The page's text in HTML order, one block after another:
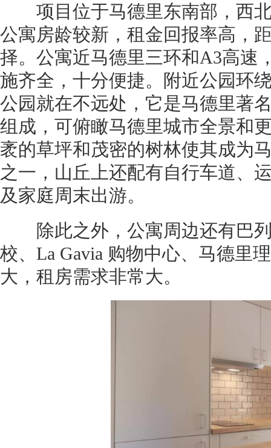
项目位于马德里东南部，西北
公寓房龄较新，租金回报率高，
择。公寓近马德里三环和A3高速
施齐全，十分便捷。附近公园环
公园就在不远处，它是马德里著
组成，可俯瞰马德里城市全景和
袤的草坪和茂密的树林使其成为
之一，山丘上还配有自行车道、
及家庭周末出游。
除此之外，公寓周边还有巴列
校、La Gavia 购物中心、马德里
大，租房需求非常大。